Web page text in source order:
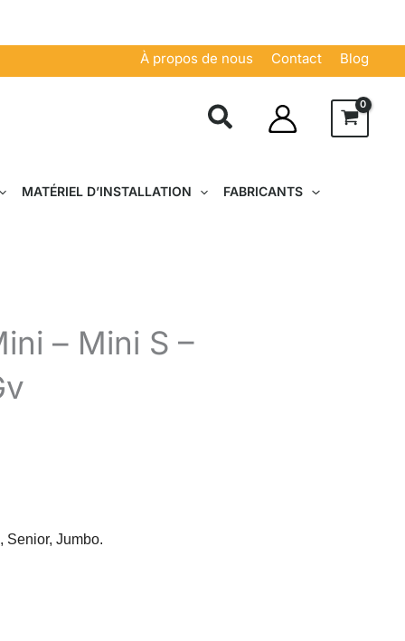
À propos de nous Contact Blog
MATÉRIEL D’INSTALLATION FABRICANTS
– Mini S –
Senior, Jumbo.